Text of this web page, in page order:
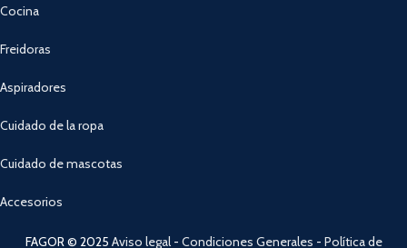
Cocina
Freidoras
Aspiradores
Cuidado de la ropa
Cuidado de mascotas
Accesorios
FAGOR © 2025 Aviso legal- Condiciones Generales - Política de